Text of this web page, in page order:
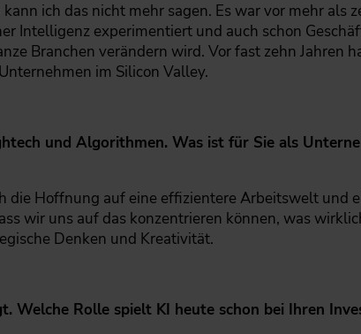
ich das nicht mehr sagen. Es war vor mehr als
Intelligenz experimentiert und auch schon
Branchen verändern wird. Vor fast zehn Jahren
im Silicon Valley.
und Algorithmen. Was ist für Sie als
die Hoffnung auf eine effizientere Arbeitswelt und
wir uns auf das konzentrieren können, was
Denken und Kreativität.
Welche Rolle spielt KI heute schon bei Ihren